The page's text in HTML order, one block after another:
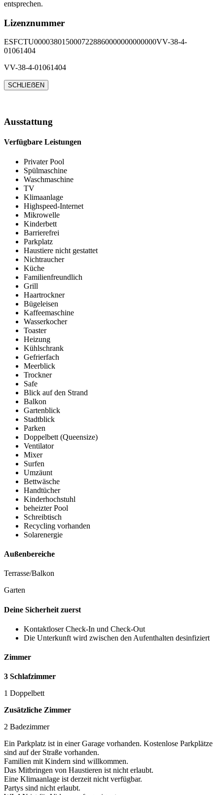
entsprechen.
Lizenznummer
ESFCTU0000380150007228860000000000000VV-38-4-
01061404
VV-38-4-01061404
SCHLIEẞEN
Ausstattung
Verfügbare Leistungen
Privater Pool
Spülmaschine
Waschmaschine
TV
Klimaanlage
Highspeed-Internet
Mikrowelle
Kinderbett
Barrierefrei
Parkplatz
Haustiere nicht gestattet
Nichtraucher
Küche
Familienfreundlich
Grill
Haartrockner
Bügeleisen
Kaffeemaschine
Wasserkocher
Toaster
Heizung
Kühlschrank
Gefrierfach
Meerblick
Trockner
Safe
Blick auf den Strand
Balkon
Gartenblick
Stadtblick
Parken
Doppelbett (Queensize)
Ventilator
Mixer
Surfen
Umzäunt
Bettwäsche
Handtücher
Kinderhochstuhl
beheizter Pool
Schreibtisch
Recycling vorhanden
Solarenergie
Außenbereiche
Terrasse/Balkon
Garten
Deine Sicherheit zuerst
Kontaktloser Check-In und Check-Out
Die Unterkunft wird zwischen den Aufenthalten desinfiziert
Zimmer
3 Schlafzimmer
1 Doppelbett
Zusätzliche Zimmer
2 Badezimmer
Ein Parkplatz ist in einer Garage vorhanden. Kostenlose Parkplätze
sind auf der Straße vorhanden.
Familien mit Kindern sind willkommen.
Das Mitbringen von Haustieren ist nicht erlaubt.
Eine Klimaanlage ist derzeit nicht verfügbar.
Partys sind nicht erlaubt.